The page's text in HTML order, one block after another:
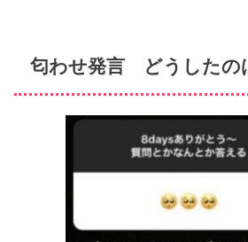
匂わせ発言 どうしたの